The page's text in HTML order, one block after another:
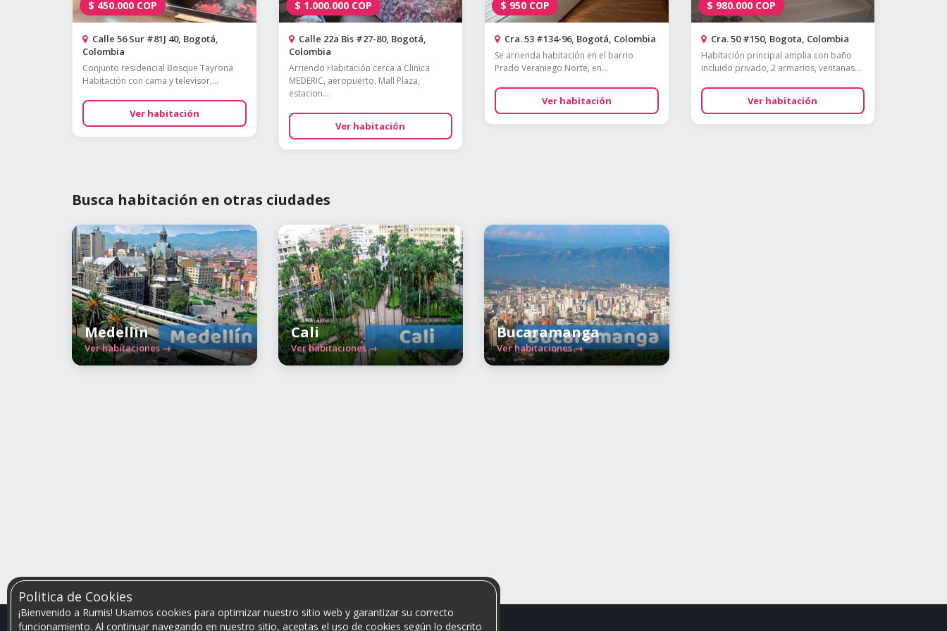
$ 450.000 COP
Calle 56 Sur #81J 40, Bogotá,
Colombia
Conjunto residencial Bosque Tayrona
Habitación con cama y televisor,...
Ver habitación
$ 1.000.000 COP
Calle 22a Bis #27-80, Bogotá,
Colombia
Arriendo Habitación cerca a Clinica
MEDERIC, aeropuerto, Mall Plaza,
estacion...
Ver habitación
$ 950 COP
Cra. 53 #134-96, Bogotá, Colombia
Se arrienda habitación en el barrio
Prado Veraniego Norte, en...
Ver habitación
$ 980.000 COP
Cra. 50 #150, Bogota, Colombia
Habitación principal amplia con baño
incluido privado, 2 armarios, ventanas...
Ver habitación
Busca habitación en otras ciudades
Medellín
Ver habitaciones →
Cali
Ver habitaciones →
Bucaramanga
Ver habitaciones →
Politica de Cookies
¡Bienvenido a Rumis! Usamos cookies para optimizar nuestro sitio web y garantizar su correcto
funcionamiento. Al continuar navegando en nuestro sitio, aceptas el uso de cookies según lo descrito